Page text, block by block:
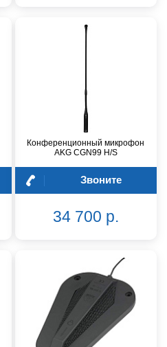
Конференционный микрофон
AKG CGN99 H/S
Звоните
34 700 р.